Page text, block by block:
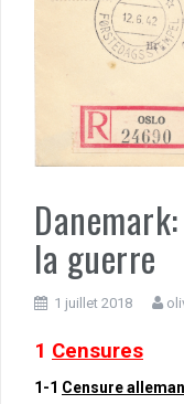
la guerre
1 juillet 2018
1 Censures
1-1 Censure